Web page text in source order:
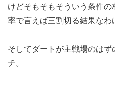
けどそもそもそういう条件
率で言えば三割切る結果なわ
そしてダートが主戦場のは
チ。